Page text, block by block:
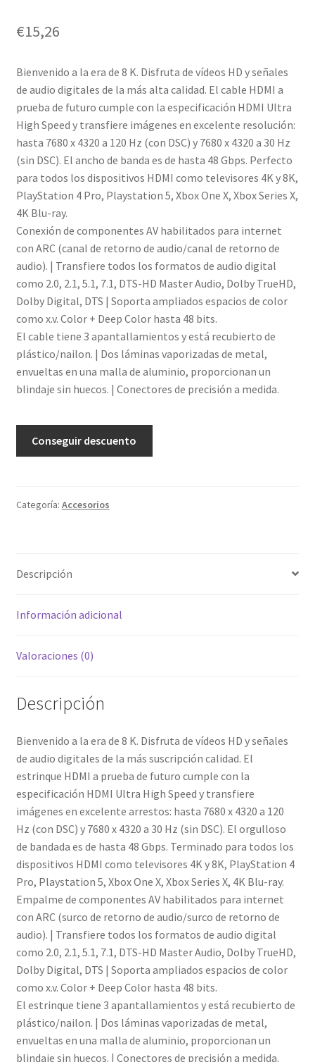
€15,26
Bienvenido a la era de 8 K. Disfruta de vídeos HD y señales
de audio digitales de la más alta calidad. El cable HDMI a
prueba de futuro cumple con la especificación HDMI Ultra
High Speed y transfiere imágenes en excelente resolución:
hasta 7680 x 4320 a 120 Hz (con DSC) y 7680 x 4320 a 30 Hz
(sin DSC). El ancho de banda es de hasta 48 Gbps. Perfecto
para todos los dispositivos HDMI como televisores 4K y 8K,
PlayStation 4 Pro, Playstation 5, Xbox One X, Xbox Series X,
4K Blu-ray.
Conexión de componentes AV habilitados para internet
con ARC (canal de retorno de audio/canal de retorno de
audio). | Transfiere todos los formatos de audio digital
como 2.0, 2.1, 5.1, 7.1, DTS-HD Master Audio, Dolby TrueHD,
Dolby Digital, DTS | Soporta ampliados espacios de color
como x.v. Color + Deep Color hasta 48 bits.
El cable tiene 3 apantallamientos y está recubierto de
plástico/nailon. | Dos láminas vaporizadas de metal,
envueltas en una malla de aluminio, proporcionan un
blindaje sin huecos. | Conectores de precisión a medida.
Conseguir descuento
Categoría: Accesorios
Descripción
Información adicional
Valoraciones (0)
Descripción
Bienvenido a la era de 8 K. Disfruta de vídeos HD y señales
de audio digitales de la más suscripción calidad. El
estrinque HDMI a prueba de futuro cumple con la
especificación HDMI Ultra High Speed y transfiere
imágenes en excelente arrestos: hasta 7680 x 4320 a 120
Hz (con DSC) y 7680 x 4320 a 30 Hz (sin DSC). El orgulloso
de bandada es de hasta 48 Gbps. Terminado para todos los
dispositivos HDMI como televisores 4K y 8K, PlayStation 4
Pro, Playstation 5, Xbox One X, Xbox Series X, 4K Blu-ray.
Empalme de componentes AV habilitados para internet
con ARC (surco de retorno de audio/surco de retorno de
audio). | Transfiere todos los formatos de audio digital
como 2.0, 2.1, 5.1, 7.1, DTS-HD Master Audio, Dolby TrueHD,
Dolby Digital, DTS | Soporta ampliados espacios de color
como x.v. Color + Deep Color hasta 48 bits.
El estrinque tiene 3 apantallamientos y está recubierto de
plástico/nailon. | Dos láminas vaporizadas de metal,
envueltas en una malla de aluminio, proporcionan un
blindaje sin huecos. | Conectores de precisión a medida.